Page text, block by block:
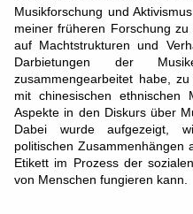
Musikforschung und
meiner früheren Forschung
auf Machtstrukturen und
Darbietungen der
zusammengearbeitet habe,
mit chinesischen ethnischen
Aspekte in den Diskurs über
Dabei wurde aufgezeigt,
politischen Zusammenhängen
Etikett im Prozess der
von Menschen fungieren kann.